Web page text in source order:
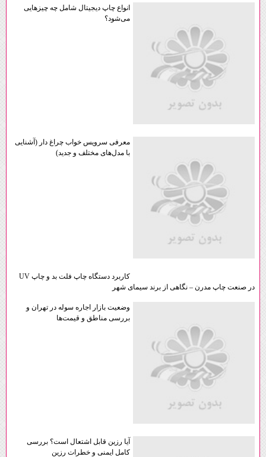
انواع چاپ دیجیتال شامل چه چیزهایی
می‌شود؟
معرفی سرویس خواب چراغ دار (آشنایی
با مدل‌های مختلف و جدید)
کاربرد دستگاه چاپ فلت‌ بد و چاپ UV
در صنعت چاپ مدرن – نگاهی از برند سیمای شهر
وضعیت بازار اجاره سوله در تهران و
بررسی مناطق و قیمت‌ها
آیا رزین قابل اشتعال است؟ بررسی
کامل ایمنی و خطرات رزین